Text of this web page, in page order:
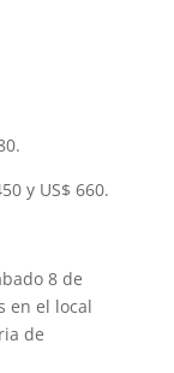
y US$ 660.
8 de
en el local
de